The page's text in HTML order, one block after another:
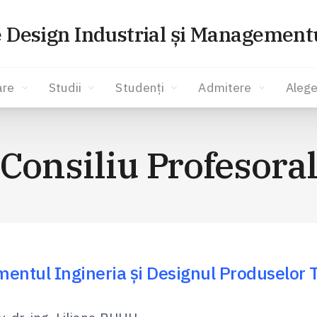
Design Industrial și
Studii Studenți Admitere
Consiliu
Ingineria și Designul Produselor